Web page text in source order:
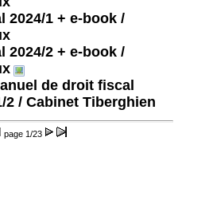
2024/1 + e-book /
2024/2 + e-book /
de droit fiscal
2 / Cabinet Tiberghien
page 1/23